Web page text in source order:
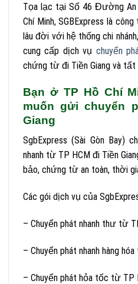
Tọa lạc tại Số 46 Đường An
Chí Minh, SGBExpress là
lâu đời với hệ thống chi
cung cấp dịch vụ chuyển
chứng từ đi Tiền Giang và
Bạn ở TP Hồ Chí
muốn gửi chuyển
Giang
SgbExpress (Sài Gòn Bay)
nhanh từ TP HCM đi Tiền
bảo, chứng từ an toàn, thời
Các gói dịch vụ của
– Chuyển phát nhanh thư từ
– Chuyển phát nhanh hàng
– Chuyển phát hỏa tốc từ TP